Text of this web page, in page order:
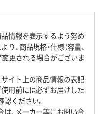
情報を表示するよう努め
、商品規格・仕様（容量、
変更される場合がございま
イト上の商品情報の表記
用前には必ずお届けした
ください。
、メーカー等にお問い合